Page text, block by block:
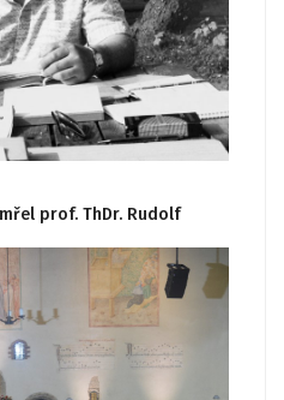
prof. ThDr. Rudolf